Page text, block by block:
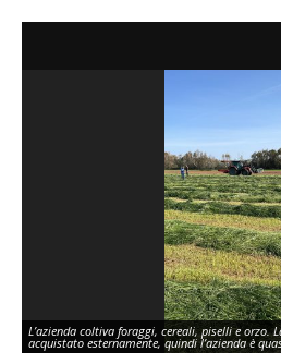
L’azienda coltiva foraggi, cereali, piselli e orzo.
acquistato esternamente, quindi l’azienda è